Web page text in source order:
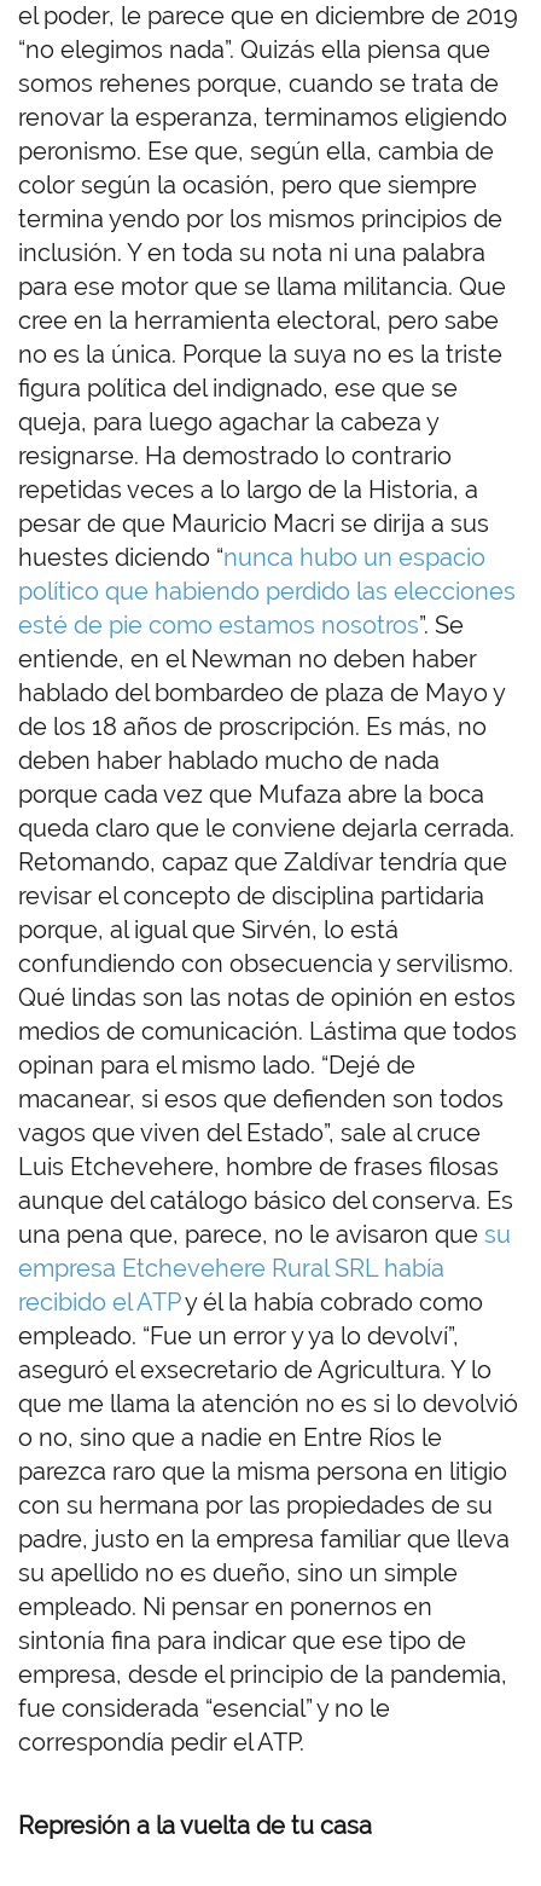
el poder, le parece que en diciembre de 2019
“no elegimos nada”. Quizás ella piensa que
somos rehenes porque, cuando se trata de
renovar la esperanza, terminamos eligiendo
peronismo. Ese que, según ella, cambia de
color según la ocasión, pero que siempre
termina yendo por los mismos principios de
inclusión. Y en toda su nota ni una palabra
para ese motor que se llama militancia. Que
cree en la herramienta electoral, pero sabe
no es la única. Porque la suya no es la triste
figura política del indignado, ese que se
queja, para luego agachar la cabeza y
resignarse. Ha demostrado lo contrario
repetidas veces a lo largo de la Historia, a
pesar de que Mauricio Macri se dirija a sus
huestes diciendo “nunca hubo un espacio
político que habiendo perdido las elecciones
esté de pie como estamos nosotros”. Se
entiende, en el Newman no deben haber
hablado del bombardeo de plaza de Mayo y
de los 18 años de proscripción. Es más, no
deben haber hablado mucho de nada
porque cada vez que Mufaza abre la boca
queda claro que le conviene dejarla cerrada.
Retomando, capaz que Zaldívar tendría que
revisar el concepto de disciplina partidaria
porque, al igual que Sirvén, lo está
confundiendo con obsecuencia y servilismo.
Qué lindas son las notas de opinión en estos
medios de comunicación. Lástima que todos
opinan para el mismo lado. “Dejé de
macanear, si esos que defienden son todos
vagos que viven del Estado”, sale al cruce
Luis Etchevehere, hombre de frases filosas
aunque del catálogo básico del conserva. Es
una pena que, parece, no le avisaron que su
empresa Etchevehere Rural SRL había
recibido el ATPy él la había cobrado como
empleado. “Fue un error y ya lo devolví”,
aseguró el exsecretario de Agricultura. Y lo
que me llama la atención no es si lo devolvió
o no, sino que a nadie en Entre Ríos le
parezca raro que la misma persona en litigio
con su hermana por las propiedades de su
padre, justo en la empresa familiar que lleva
su apellido no es dueño, sino un simple
empleado. Ni pensar en ponernos en
sintonía fina para indicar que ese tipo de
empresa, desde el principio de la pandemia,
fue considerada “esencial” y no le
correspondía pedir el ATP.
Represión a la vuelta de tu casa